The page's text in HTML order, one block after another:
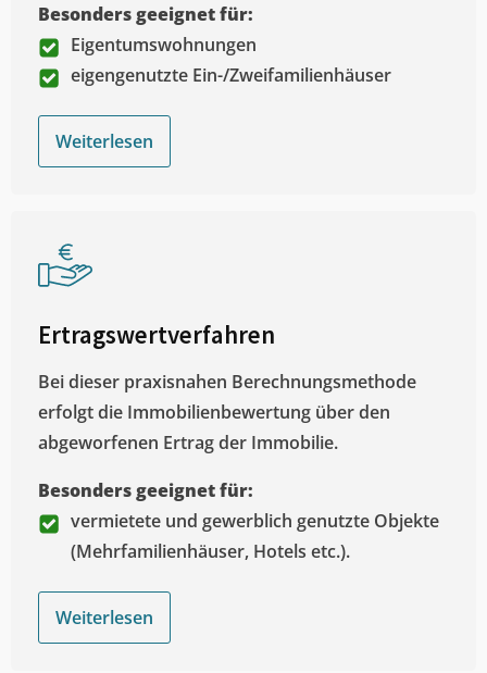
Besonders geeignet für:
Eigentumswohnungen
eigengenutzte Ein-/Zweifamilienhäuser
Weiterlesen
Ertragswertverfahren
Bei dieser praxisnahen Berechnungsmethode
erfolgt die Immobilienbewertung über den
abgeworfenen Ertrag der Immobilie.
Besonders geeignet für:
vermietete und gewerblich genutzte Objekte
(Mehrfamilienhäuser, Hotels etc.).
Weiterlesen